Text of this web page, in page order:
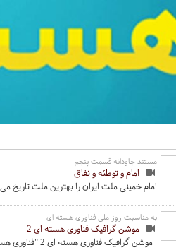
مستند جاودانه قسمت پنجم
امام و توطئه و نفاق
امام خمینی ملت ایران را بهترین ملت تاریخ
به مناسبت روز ملی فناوری هسته ای
موشن گرافیک فناوری هسته ای 2
موشن گرافیک فناوری هسته ای 2 "فناوری هسته ای" �